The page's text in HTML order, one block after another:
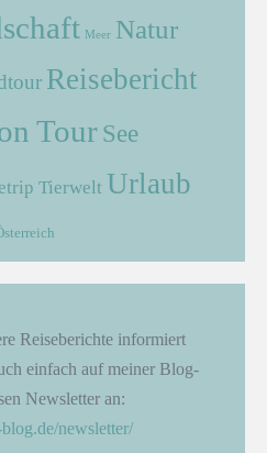
Meer Natur
Reisebericht
Tour See
Tierwelt Urlaub
Reiseberichte informiert
einfach auf meiner Blog-
Newsletter an:
newsletter/